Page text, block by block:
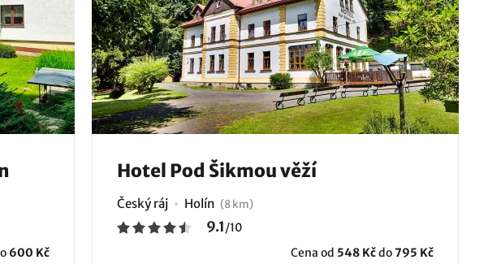
600 Kč
Hotel Pod Šikmou věží
Český ráj Holín (8 km)
9.1/10
Cena od 548 Kčdo795 Kč